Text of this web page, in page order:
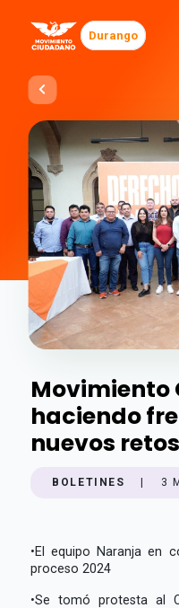
Durango
Movimiento
haciendo
nuevos retos
BOLETINES 3
•El equipo Naranja en
proceso 2024
•Se tomó protesta al